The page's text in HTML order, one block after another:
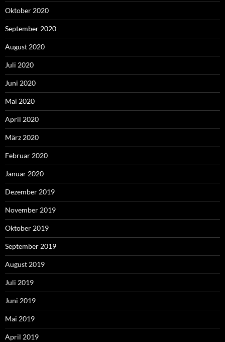
Oktober 2020
September 2020
August 2020
Juli 2020
Juni 2020
Mai 2020
April 2020
März 2020
Februar 2020
Januar 2020
Dezember 2019
November 2019
Oktober 2019
September 2019
August 2019
Juli 2019
Juni 2019
Mai 2019
April 2019